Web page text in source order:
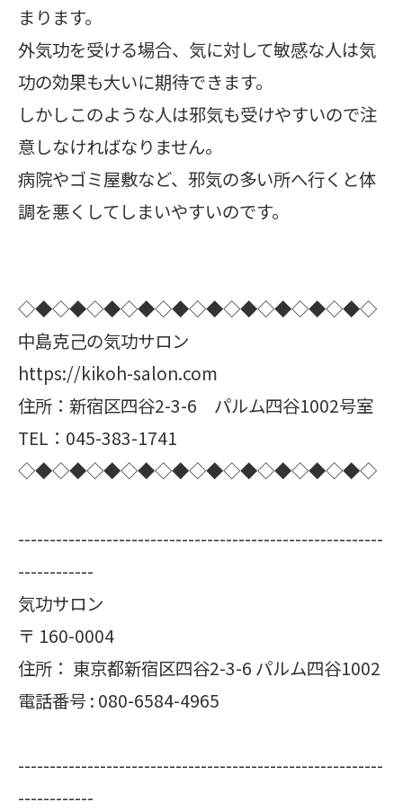
まります。
外気功を受ける場合、気に対して敏感な人は気
功の効果も大いに期待できます。
しかしこのような人は邪気も受けやすいので注
意しなければなりません。
病院やゴミ屋敷など、邪気の多い所へ行くと体
調を悪くしてしまいやすいのです。
◇◆◇◆◇◆◇◆◇◆◇◆◇◆◇◆◇◆◇◆◇
中島克己の気功サロン
https://kikoh-salon.com
住所：新宿区四谷2-3-6 パルム四谷1002号室
TEL：045-383-1741
◇◆◇◆◇◆◇◆◇◆◇◆◇◆◇◆◇◆◇◆◇
----------------------------------------------------------
------------
気功サロン
〒 160-0004
住所： 東京都新宿区四谷2-3-6 パルム四谷1002
電話番号 : 080-6584-4965
----------------------------------------------------------
------------